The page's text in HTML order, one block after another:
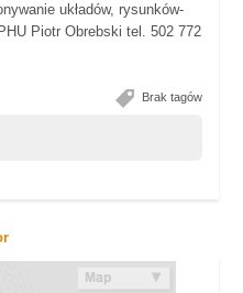
układów, rysunków-
Piotr Obrebski tel. 502 772
Brak tagów